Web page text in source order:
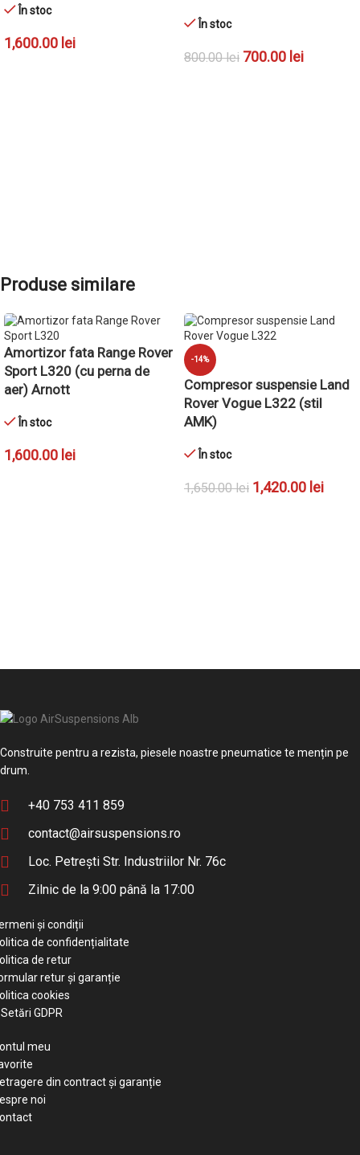
În stoc
1,600.00 lei
În stoc
800.00lei 700.00 lei
Produse similare
Amortizor fata Range Rover
Sport L320 (cu perna de
aer) Arnott
În stoc
1,600.00 lei
-14%
Compresor suspensie Land
Rover Vogue L322 (stil
AMK)
În stoc
1,650.00lei 1,420.00 lei
Construite pentru a rezista, piesele noastre pneumatice te mențin pe
drum.
+40 753 411 859
contact@airsuspensions.ro
Loc. Petrești Str. Industriilor Nr. 76c
Zilnic de la 9:00 până la 17:00
și condiții
de confidențialitate
de retur
retur și garanție
cookies
GDPR
meu
din contract și garanție
noi